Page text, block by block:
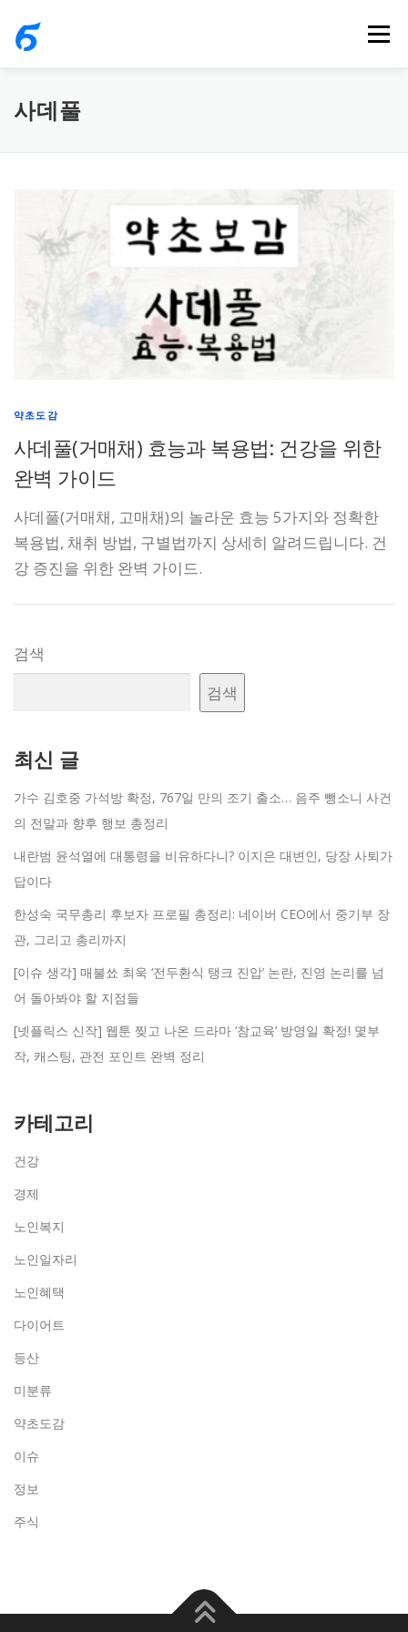
메뉴
사데풀
약초도감
사데풀(거매채) 효능과 복용법: 건강을 위한
완벽 가이드
사데풀(거매채, 고매채)의 놀라운 효능 5가지와 정확한
복용법, 채취 방법, 구별법까지 상세히 알려드립니다. 건
강 증진을 위한 완벽 가이드.
검색
검색
최신 글
가수 김호중 가석방 확정, 767일 만의 조기 출소… 음주 뺑소니 사건
의 전말과 향후 행보 총정리
내란범 윤석열에 대통령을 비유하다니? 이지은 대변인, 당장 사퇴가
답이다
한성숙 국무총리 후보자 프로필 총정리: 네이버 CEO에서 중기부 장
관, 그리고 총리까지
[이슈 생각] 매불쑈 최욱 ‘전두환식 탱크 진압’ 논란, 진영 논리를 넘
어 돌아봐야 할 지점들
[넷플릭스 신작] 웹툰 찢고 나온 드라마 ‘참교육’ 방영일 확정! 몇부
작, 캐스팅, 관전 포인트 완벽 정리
카테고리
건강
경제
노인복지
노인일자리
노인혜택
다이어트
등산
미분류
약초도감
이슈
정보
주식